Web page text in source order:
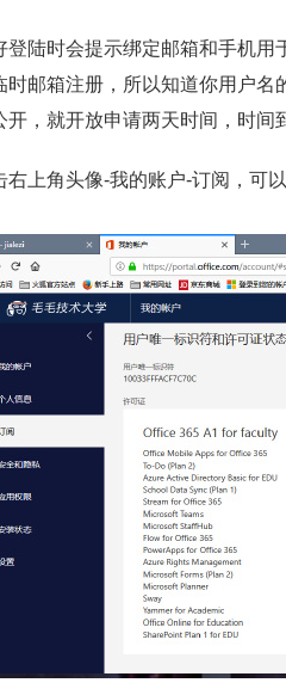
登陆时会提示绑定邮箱和手机
时邮箱注册，所以知道你用户
开，就开放申请两天时间，时间
右上角头像-我的账户-订阅，可